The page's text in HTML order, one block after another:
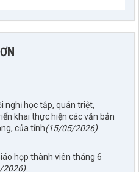
nghị học tập, quán triệt,
khai thực hiện các văn bản
của tỉnh(15/05/2026)
họp thành viên tháng 6
2026)